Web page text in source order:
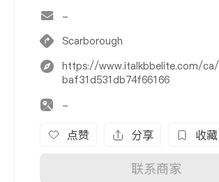
-
Scarborough
https://www.italkbbelite.com/
baf31d531db74f66166
-
点赞 分享 收藏
联系商家